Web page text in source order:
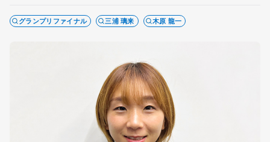
グランプリファイナル 三浦 璃来 木原 龍一